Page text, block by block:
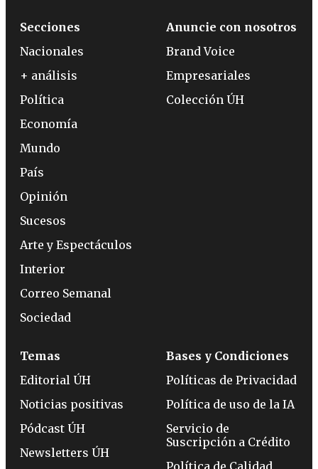
Secciones
Nacionales
+ análisis
Política
Economía
Mundo
País
Opinión
Sucesos
Arte y Espectáculos
Interior
Correo Semanal
Sociedad
Anuncie con nosotros
Brand Voice
Empresariales
Colección ÚH
Temas
Editorial ÚH
Noticias positivas
Pódcast ÚH
Newsletters ÚH
Bases y Condiciones
Políticas de Privacidad
Política de uso de la IA
Servicio de
Suscripción a Crédito
Política de Calidad